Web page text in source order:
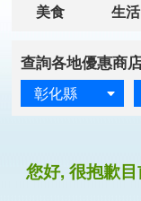
美食 生活
查詢各地優惠商
彰化縣
您好, 很抱歉